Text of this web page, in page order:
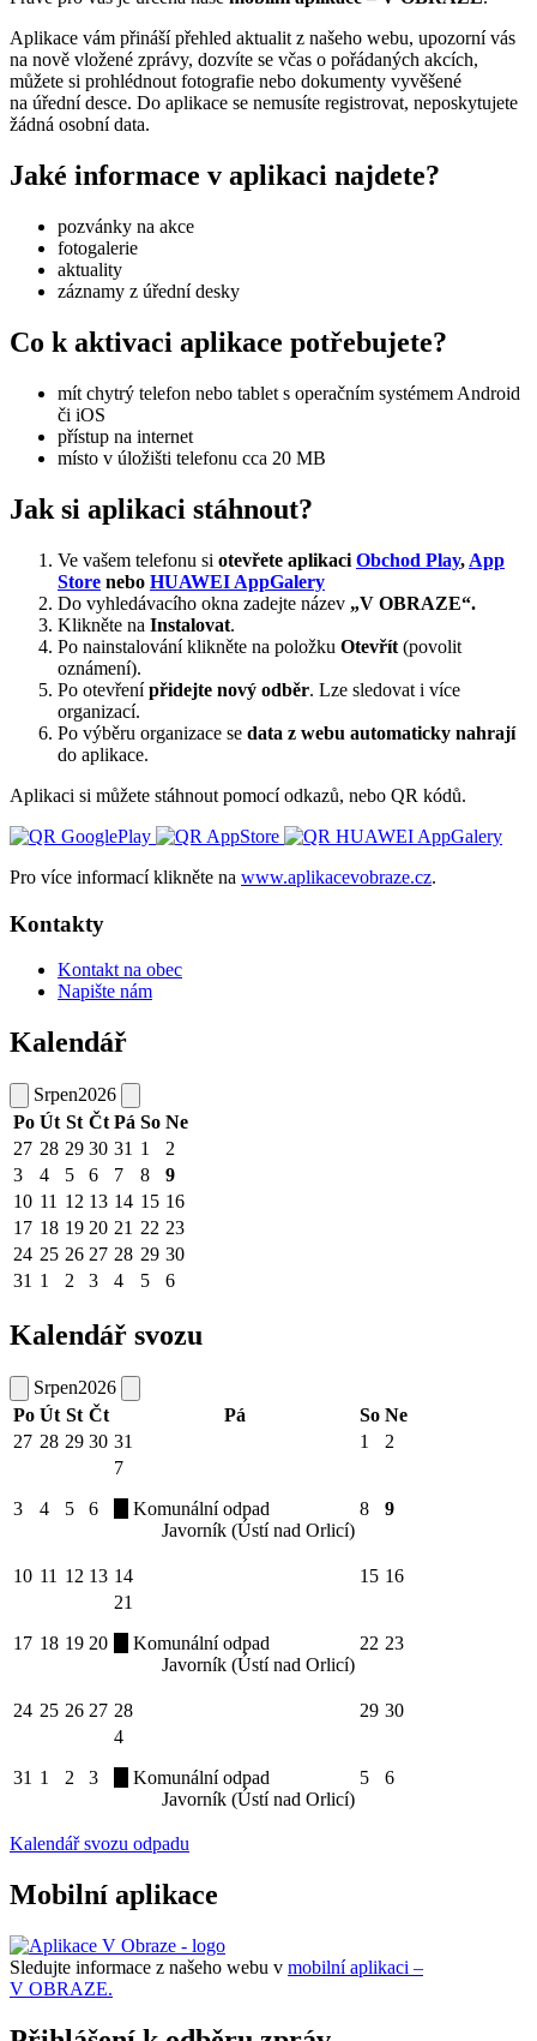
Aplikace vám přináší přehled aktualit z našeho webu, upozorní vás
na nově vložené zprávy, dozvíte se včas o pořádaných akcích,
můžete si prohlédnout fotografie nebo dokumenty vyvěšené
na úřední desce. Do aplikace se nemusíte registrovat, neposkytujete
žádná osobní data.
Jaké informace v aplikaci najdete?
pozvánky na akce
fotogalerie
aktuality
záznamy z úřední desky
Co k aktivaci aplikace potřebujete?
mít chytrý telefon nebo tablet s operačním systémem Android
či iOS
přístup na internet
místo v úložišti telefonu cca 20 MB
Jak si aplikaci stáhnout?
Ve vašem telefonu si otevřete aplikaci Obchod Play, App
Store nebo HUAWEI AppGalery
Do vyhledávacího okna zadejte název „V OBRAZE“.
Klikněte na Instalovat.
Po nainstalování klikněte na položku Otevřít (povolit
oznámení).
Po otevřenípřidejte nový odběr. Lze sledovat i více
organizací.
Po výběru organizace se data z webu automaticky nahrají
do aplikace.
Aplikaci si můžete stáhnout pomocí odkazů, nebo QR kódů.
Pro více informací klikněte na www.aplikacevobraze.cz.
Kontakty
Kontakt na obec
Napište nám
Kalendář
Srpen2026
Po Út St Čt Pá So Ne
27 28 29 30 31 1
2
3
4 5 6 7 8
9
10 11 12 13 14 15 16
17 18 19 20 21 22 23
24 25 26 27 28 29 30
31 1 2 3 4 5 6
Kalendář svozu
Srpen2026
Po Út St Čt Pá So Ne
27 28 29 30 31 1 2
3 4 5 6
7
Komunální odpad
Javorník (Ústí nad Orlicí)
8 9
10 11 12 13 14 15 16
17 18 19 20
21
Komunální odpad
Javorník (Ústí nad Orlicí)
22 23
24 25 26 27 28 29 30
31 1 2 3
4
Komunální odpad
Javorník (Ústí nad Orlicí)
5 6
Kalendář svozu odpadu
Mobilní aplikace
Sledujte informace z našeho webu v mobilní aplikaci –
V OBRAZE.